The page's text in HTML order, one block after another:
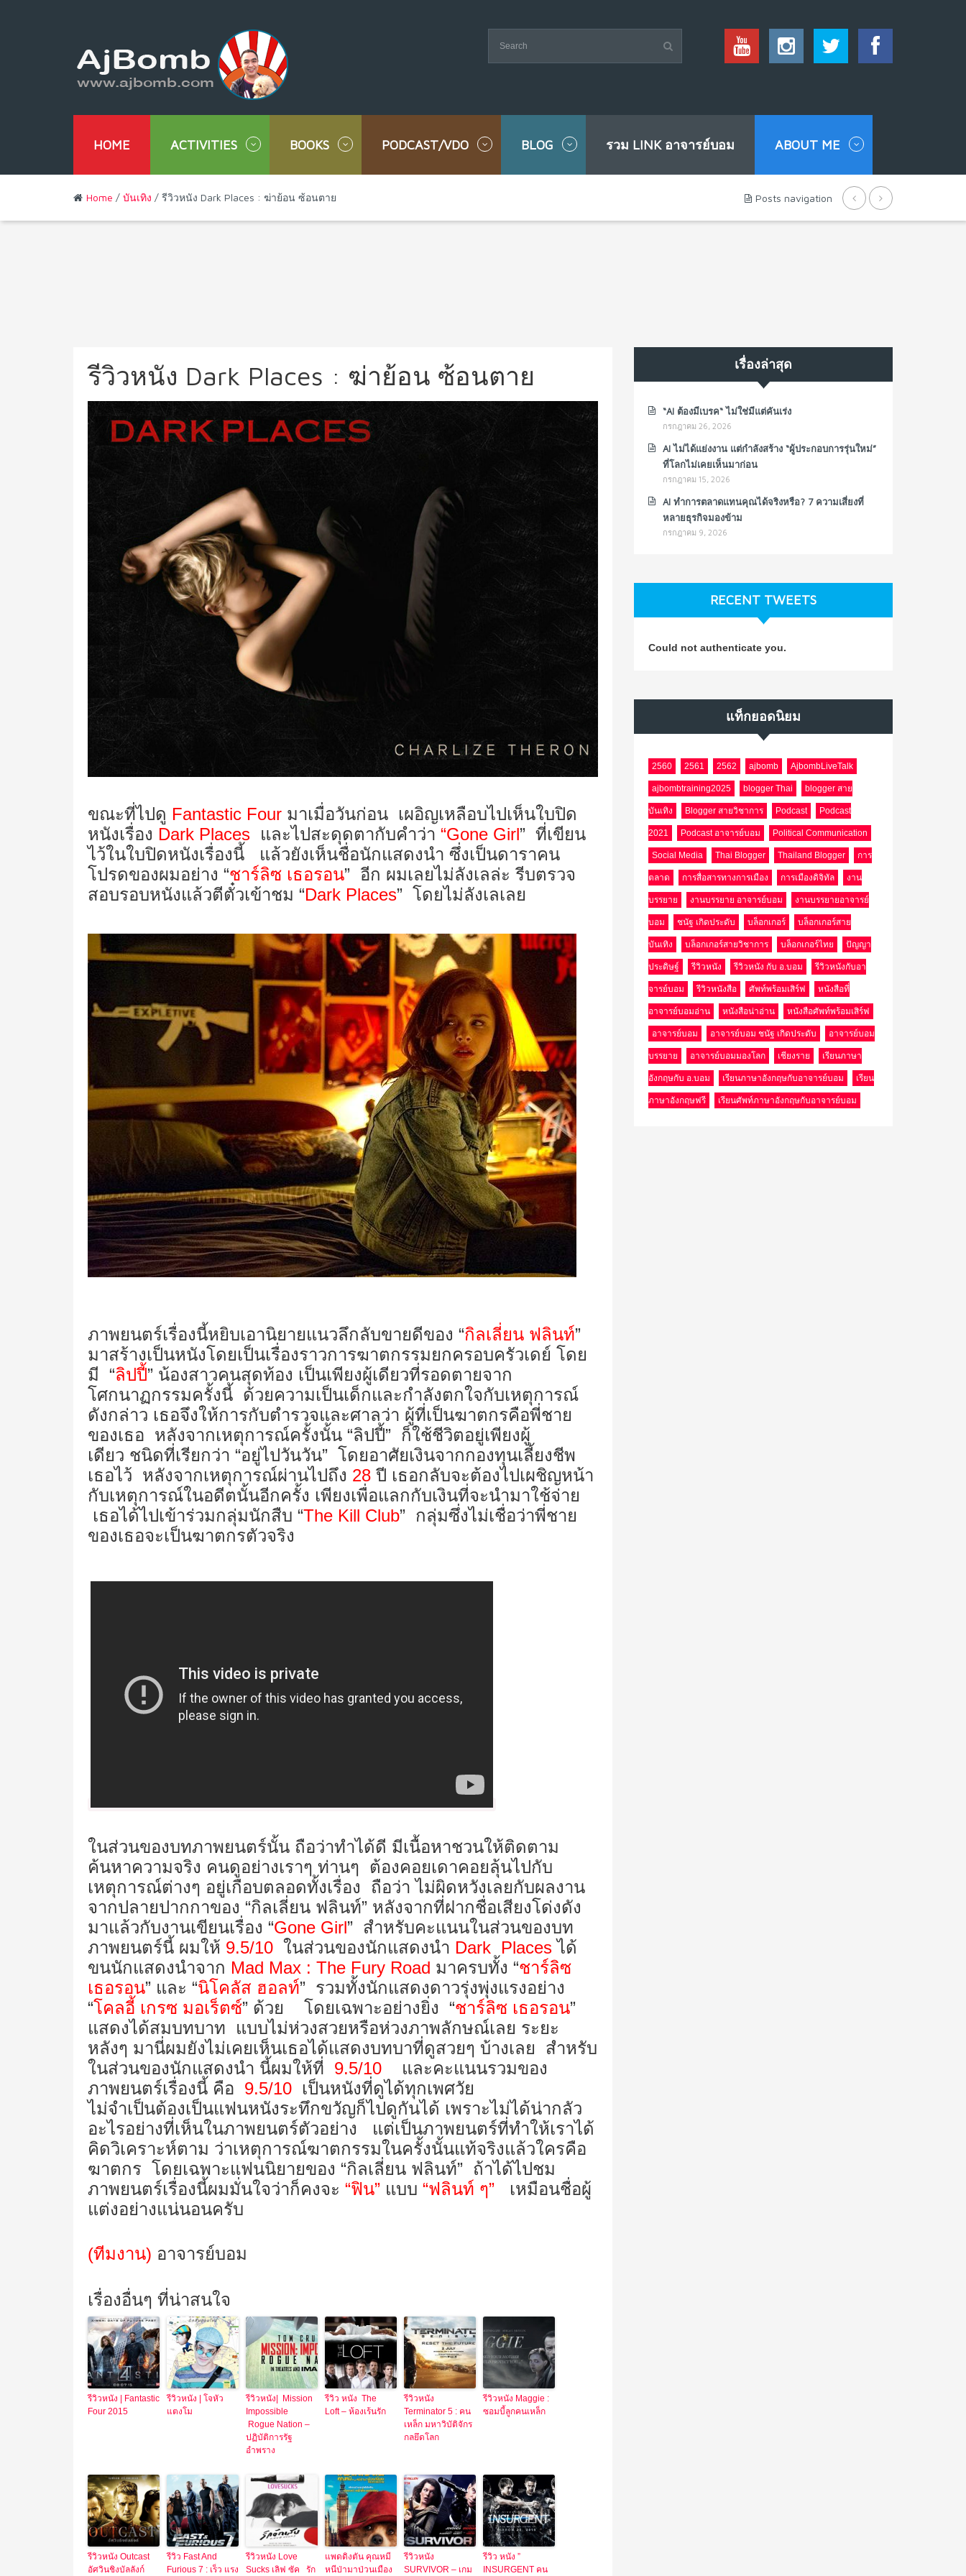
HOME ACTIVITIES BOOKS PODCAST/VDO BLOG รวม LINK อาจารย์บอม ABOUT ME
Home / บันเทิง / รีวิวหนัง Dark Places : ฆ่าย้อน ซ้อนตาย Posts navigation
รีวิวหนัง Dark Places : ฆ่าย้อน ซ้อนตาย
ขณะที่ไปดู Fantastic Four มาเมื่อวันก่อน เผอิญเหลือบไปเห็นใบปิด
หนังเรื่อง Dark Places และไปสะดุดตากับคำว่า “Gone Girl” ที่เขียน
ไว้ในใบปิดหนังเรื่องนี้ แล้วยังเห็นชื่อนักแสดงนำ ซึ่งเป็นดาราคน
โปรดของผมอย่าง “ชาร์ลิซ เธอรอน” อีก ผมเลยไม่ลังเลล่ะ รีบตรวจ
สอบรอบหนังแล้วตีตั๋วเข้าชม “Dark Places” โดยไม่ลังเลเลย
ภาพยนตร์เรื่องนี้หยิบเอานิยายแนวลึกลับขายดีของ “กิลเลี่ยน ฟลินท์”
มาสร้างเป็นหนังโดยเป็นเรื่องราวการฆาตกรรมยกครอบครัวเดย์ โดย
มี “ลิปปี้” น้องสาวคนสุดท้อง เป็นเพียงผู้เดียวที่รอดตายจาก
โศกนาฏกรรมครั้งนี้ ด้วยความเป็นเด็กและกำลังตกใจกับเหตุการณ์
ดังกล่าว เธอจึงให้การกับตำรวจและศาลว่า ผู้ที่เป็นฆาตกรคือพี่ชาย
ของเธอ หลังจากเหตุการณ์ครั้งนั้น “ลิปปี้” ก็ใช้ชีวิตอยู่เพียงผู้
เดียว ชนิดที่เรียกว่า “อยู่ไปวันวัน” โดยอาศัยเงินจากกองทุนเลี้ยงชีพ
เธอไว้ หลังจากเหตุการณ์ผ่านไปถึง 28 ปี เธอกลับจะต้องไปเผชิญหน้า
กับเหตุการณ์ในอดีตนั้นอีกครั้ง เพียงเพื่อแลกกับเงินที่จะนำมาใช้จ่าย
เธอได้ไปเข้าร่วมกลุ่มนักสืบ “The Kill Club” กลุ่มซึ่งไม่เชื่อว่าพี่ชาย
ของเธอจะเป็นฆาตกรตัวจริง
ในส่วนของบทภาพยนตร์นั้น ถือว่าทำได้ดี มีเนื้อหาชวนให้ติดตาม
ค้นหาความจริง คนดูอย่างเราๆ ท่านๆ ต้องคอยเดาคอยลุ้นไปกับ
เหตุการณ์ต่างๆ อยู่เกือบตลอดทั้งเรื่อง ถือว่า ไม่ผิดหวังเลยกับผลงาน
จากปลายปากกาของ “กิลเลี่ยน ฟลินท์” หลังจากที่ฝากชื่อเสียงโด่งดัง
มาแล้วกับงานเขียนเรื่อง “Gone Girl” สำหรับคะแนนในส่วนของบท
ภาพยนตร์นี้ ผมให้ 9.5/10 ในส่วนของนักแสดงนำ Dark Places ได้
ขนนักแสดงนำจาก Mad Max : The Fury Road มาครบทั้ง “ชาร์ลิซ
เธอรอน” และ “นิโคลัส ฮอลท์” รวมทั้งนักแสดงดาวรุ่งพุ่งแรงอย่าง
“โคลอี้ เกรซ มอเร็ตซ์” ด้วย โดยเฉพาะอย่างยิ่ง “ชาร์ลิซ เธอรอน”
แสดงได้สมบทบาท แบบไม่ห่วงสวยหรือห่วงภาพลักษณ์เลย ระยะ
หลังๆ มานี่ผมยังไม่เคยเห็นเธอได้แสดงบทบาที่ดูสวยๆ บ้างเลย สำหรับ
ในส่วนของนักแสดงนำ นี้ผมให้ที่ 9.5/10 และคะแนนรวมของ
ภาพยนตร์เรื่องนี้ คือ 9.5/10 เป็นหนังที่ดูได้ทุกเพศวัย
ไม่จำเป็นต้องเป็นแฟนหนังระทึกขวัญก็ไปดูกันได้ เพราะไม่ได้น่ากลัว
อะไรอย่างที่เห็นในภาพยนตร์ตัวอย่าง แต่เป็นภาพยนตร์ที่ทำให้เราได้
คิดวิเคราะห์ตาม ว่าเหตุการณ์ฆาตกรรมในครั้งนั้นแท้จริงแล้วใครคือ
ฆาตกร โดยเฉพาะแฟนนิยายของ “กิลเลี่ยน ฟลินท์” ถ้าได้ไปชม
ภาพยนตร์เรื่องนี้ผมมั่นใจว่าก็คงจะ “ฟิน” แบบ “ฟลินท์ ๆ” เหมือนชื่อผู้
แต่งอย่างแน่นอนครับ
(ทีมงาน) อาจารย์บอม
เรื่องอื่นๆ ที่น่าสนใจ
รีวิวหนัง | Fantastic
Four 2015
รีวิวหนัง | โจหัว
แตงโม
รีวิวหนัง| Mission
Impossible
Rogue Nation –
ปฏิบัติการรัฐ
อำพราง
รีวิว หนัง The
Loft – ห้องเร้นรัก
รีวิวหนัง
Terminator 5 : คน
เหล็ก มหาวิบัติจักร
กลยึดโลก
รีวิวหนัง Maggie :
ซอมบี้ลูกคนเหล็ก
รีวิวหนัง Outcast
อัศวินชิงบัลลังก์
รีวิว Fast And
Furious 7 : เร็ว แรง
รีวิวหนัง Love
Sucks เลิฟ ซัค รัก
แพดดิงตัน คุณหมี
หนีป่ามาป่วนเมือง
รีวิวหนัง
SURVIVOR – เกม
รีวิว หนัง ”
INSURGENT คน
เรื่องล่าสุด
“AI ต้องมีเบรค“ ไม่ใช่มีแต่คันเร่ง
กรกฎาคม 26, 2026
AI ไม่ได้แย่งงาน แต่กำลังสร้าง “ผู้ประกอบการรุ่นใหม่”
ที่โลกไม่เคยเห็นมาก่อน
กรกฎาคม 15, 2026
AI ทำการตลาดแทนคุณได้จริงหรือ? 7 ความเสี่ยงที่
หลายธุรกิจมองข้าม
กรกฎาคม 9, 2026
RECENT TWEETS
Could not authenticate you.
แท็กยอดนิยม
2560 2561 2562 ajbomb AjbombLiveTalk
ajbombtraining2025 blogger Thai blogger สาย
บันเทิง Blogger สายวิชาการ Podcast Podcast
2021 Podcast อาจารย์บอม Political Communication
Social Media Thai Blogger Thailand Blogger การ
ตลาด การสื่อสารทางการเมือง การเมืองดิจิทัล งาน
บรรยาย งานบรรยาย อาจารย์บอม งานบรรยายอาจารย์
บอม ชนัฐ เกิดประดับ บล็อกเกอร์ บล็อกเกอร์สาย
บันเทิง บล็อกเกอร์สายวิชาการ บล็อกเกอร์ไทย ปัญญา
ประดิษฐ์ รีวิวหนัง รีวิวหนัง กับ อ.บอม รีวิวหนังกับอา
จารย์บอม รีวิวหนังสือ ศัพท์พร้อมเสิร์ฟ หนังสือที่
อาจารย์บอมอ่าน หนังสือน่าอ่าน หนังสือศัพท์พร้อมเสิร์ฟ
อาจารย์บอม อาจารย์บอม ชนัฐ เกิดประดับ อาจารย์บอม
บรรยาย อาจารย์บอมมองโลก เชียงราย เรียนภาษา
อังกฤษกับ อ.บอม เรียนภาษาอังกฤษกับอาจารย์บอม เรียน
ภาษาอังกฤษฟรี เรียนศัพท์ภาษาอังกฤษกับอาจารย์บอม